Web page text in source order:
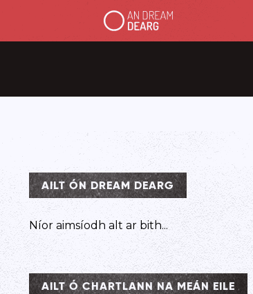
AILT ÓN DREAM DEARG
Níor aimsíodh alt ar bith...
AILT Ó CHARTLANN NA MEÁN EILE